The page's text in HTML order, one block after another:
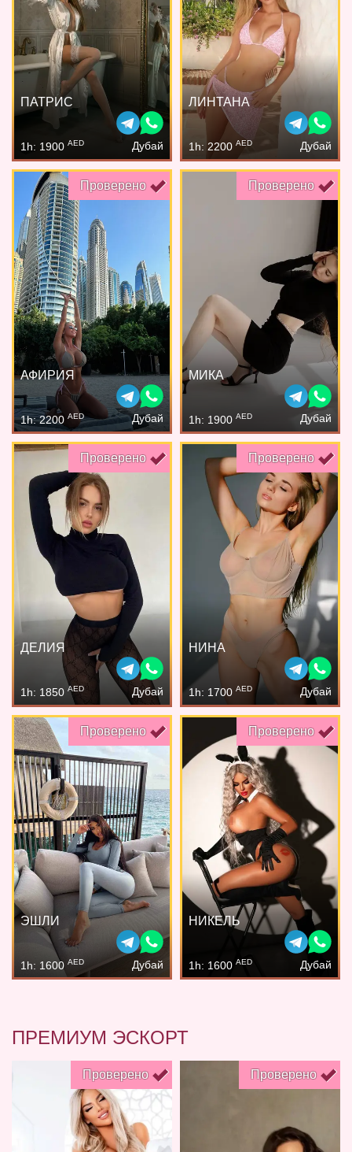
ПАТРИС
1h: 1900 AED Дубай
ЛИНТАНА
1h: 2200 AED Дубай
Проверено
АФИРИЯ
1h: 2200 AED Дубай
Проверено
МИКА
1h: 1900 AED Дубай
Проверено
ДЕЛИЯ
1h: 1850 AED Дубай
Проверено
НИНА
1h: 1700 AED Дубай
Проверено
ЭШЛИ
1h: 1600 AED Дубай
Проверено
НИКЕЛЬ
1h: 1600 AED Дубай
ПРЕМИУМ ЭСКОРТ
Проверено Проверено